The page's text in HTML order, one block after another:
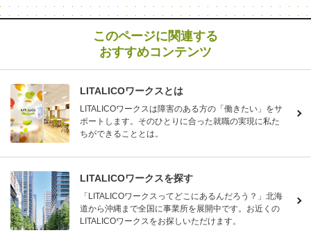
このページに関連する
おすすめコンテンツ
LITALICOワークスとは
LITALICOワークスは障害のある方の「働きたい」をサ
ポートします。そのひとりに合った就職の実現に私た
ちができることとは。
LITALICOワークスを探す
「LITALICOワークスってどこにあるんだろう？」北海
道から沖縄まで全国に事業所を展開中です。お近くの
LITALICOワークスをお探しいただけます。